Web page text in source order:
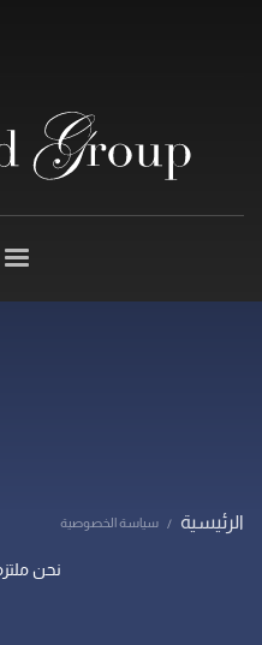
الرئيسية سياسة الخصوصية
نحن